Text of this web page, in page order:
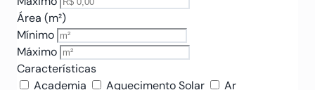
Área (m²)
Mínimo
Máximo
Características
Academia
Aquecimento Solar Ar